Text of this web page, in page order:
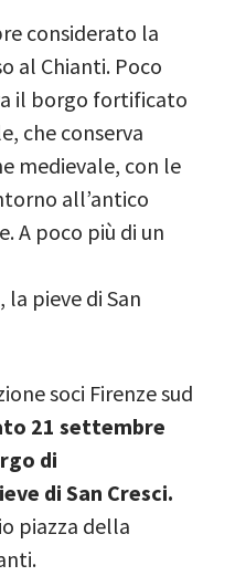
considerato la
al Chianti. Poco
il borgo fortificato
che conserva
medievale, con le
all’antico
A poco più di un
pieve di San
soci Firenze sud
21 settembre
di
di San Cresci.
piazza della